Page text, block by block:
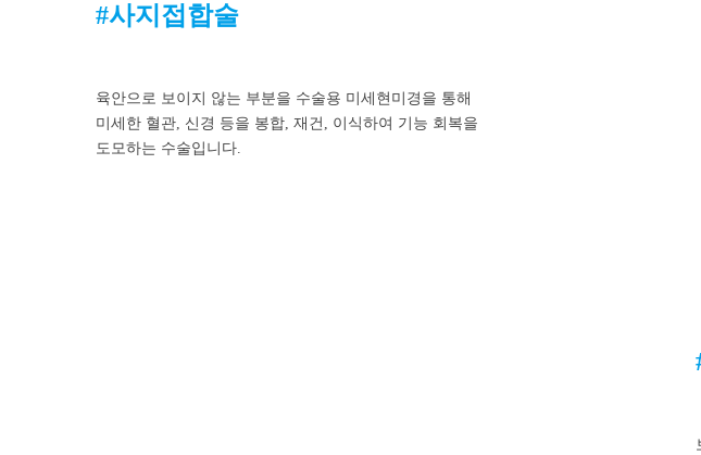
#사지접합술
육안으로 보이지 않는 부분을 수술용 미세현미경을 통해
미세한 혈관, 신경 등을 봉합, 재건, 이식하여 기능 회복을
도모하는 수술입니다.